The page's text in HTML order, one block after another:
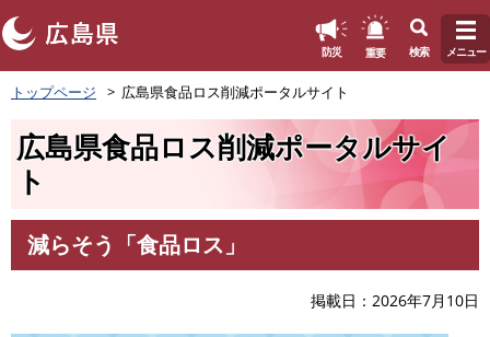
ペ
ー
で
防災 重要 検索 メニュー
トップページ 広島県食品ロス削減ポータルサイト
広島県食品ロス削減ポータルサイ
ト
文
減らそう「食品ロス」
掲載日 2026年7月10日